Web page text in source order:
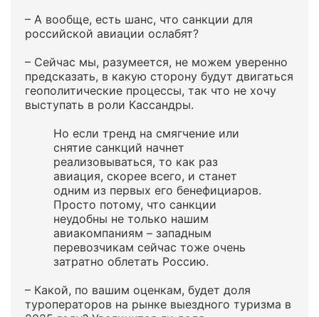
– А вообще, есть шанс, что санкции для
российской авиации ослабят?
– Сейчас мы, разумеется, не можем уверенно
предсказать, в какую сторону будут двигаться
геополитические процессы, так что не хочу
выступать в роли Кассандры.
Но если тренд на смягчение или
снятие санкций начнет
реализовываться, то как раз
авиация, скорее всего, и станет
одним из первых его бенефициаров.
Просто потому, что санкции
неудобны не только нашим
авиакомпаниям – западным
перевозчикам сейчас тоже очень
затратно облетать Россию.
– Какой, по вашим оценкам, будет доля
туроператоров на рынке выездного туризма в